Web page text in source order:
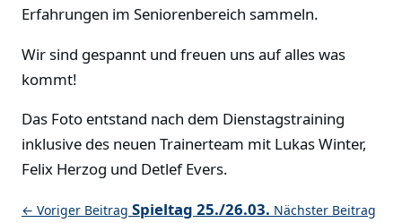
Erfahrungen im Seniorenbereich sammeln.
Wir sind gespannt und freuen uns auf alles was
kommt!
Das Foto entstand nach dem Dienstagstraining
inklusive des neuen Trainerteam mit Lukas Winter,
Felix Herzog und Detlef Evers.
← Voriger Beitrag Spieltag 25./26.03. Nächster Beitrag